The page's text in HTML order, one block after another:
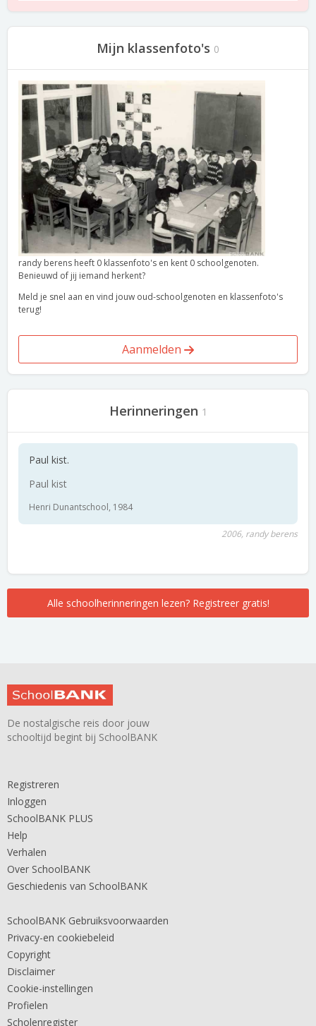
Mijn klassenfoto's 0
randy berens heeft 0 klassenfoto's en kent 0 schoolgenoten.
Benieuwd of jij iemand herkent?
Meld je snel aan en vind jouw oud-schoolgenoten en klassenfoto's
terug!
Aanmelden
Herinneringen 1
Paul kist.
Paul kist
Henri Dunantschool, 1984
2006, randy berens
Alle schoolherinneringen lezen? Registreer gratis!
De nostalgische reis door jouw
schooltijd begint bij SchoolBANK
Registreren
Inloggen
SchoolBANK PLUS
Help
Verhalen
Over SchoolBANK
Geschiedenis van SchoolBANK
SchoolBANK Gebruiksvoorwaarden
Privacy-en cookiebeleid
Copyright
Disclaimer
Cookie-instellingen
Profielen
Scholenregister